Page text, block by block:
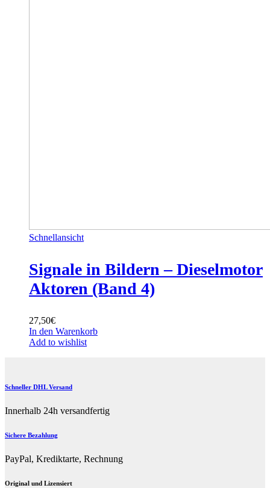
Schnellansicht
Signale in Bildern – Dieselmotor
Aktoren (Band 4)
27,50€
In den Warenkorb
Add to wishlist
Schneller DHL Versand
Innerhalb 24h versandfertig
Sichere Bezahlung
PayPal, Krediktarte, Rechnung
Original und Lizensiert